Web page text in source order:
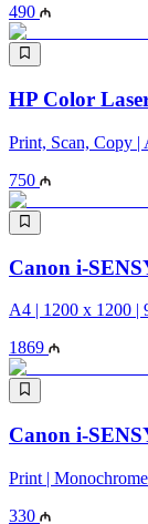
490
HP Color
Print, Scan, Copy
750
Canon i-
A4 | 1200 x 1200 |
1869
Canon i-
Print |
330